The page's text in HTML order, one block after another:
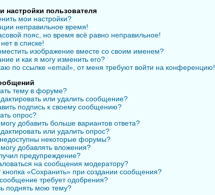
настройки пользователя
мои настройки?
неправильное время!
пояс, но время всё равно неправильное!
в списке!
изображение вместе со своим именем?
и как я могу изменить его?
по ссылке «email», от меня требуют войти на конференцию!
тему в форуме?
или удалить сообщение?
подпись к своему сообщению?
опрос?
добавить больше вариантов ответа?
или удалить опрос?
некоторые форумы?
добавлять вложения?
предупреждение?
на сообщения модератору?
кнопка «Сохранить» при создании сообщения?
требует одобрения?
поднять мою тему?